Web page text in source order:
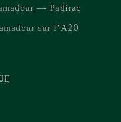
— Padirac
sur l’A20